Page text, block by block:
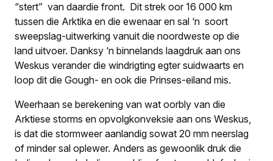
“stert” van daardie front. Dit strek oor 16 000 km
tussen die Arktika en die ewenaar en sal ‘n soort
sweepslag-uitwerking vanuit die noordweste op die
land uitvoer. Danksy ‘n binnelands laagdruk aan ons
Weskus verander die windrigting egter suidwaarts en
loop dit die Gough- en ook die Prinses-eiland mis.
Weerhaan se berekening van wat oorbly van die
Arktiese storms en opvolgkonveksie aan ons Weskus,
is dat die stormweer aanlandig sowat 20 mm neerslag
of minder sal oplewer. Anders as gewoonlik druk die